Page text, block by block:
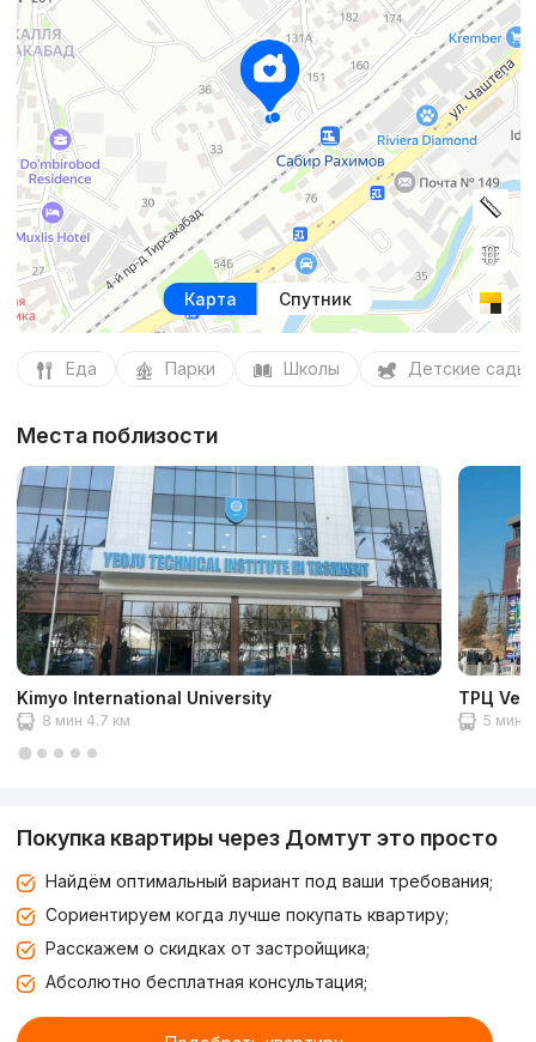
Карта Спутник
Еда Парки Школы Детские сады
Места поблизости
Kimyo International University
8 мин 4.7 км
ТРЦ
5 мин
Покупка квартиры через Домтут это просто
Найдём оптимальный вариант под ваши требования;
Сориентируем когда лучше покупать квартиру;
Расскажем о скидках от застройщика;
Абсолютно бесплатная консультация;